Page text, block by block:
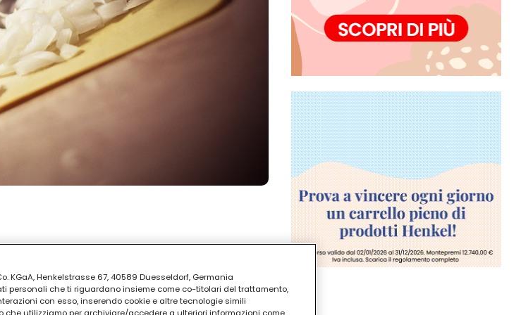
KGaA, Henkelstrasse 67, 40589 Duesseldorf, Germania
personali che ti riguardano insieme come co-titolari del trattamento,
con esso, inserendo cookie e altre tecnologie simili
che utilizziamo per archiviare/accedere a ulteriori informazioni come